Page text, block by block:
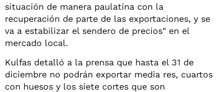
situación de manera paulatina con la
recuperación de parte de las exportaciones, y se
va a estabilizar el sendero de precios" en el
mercado local.
Kulfas detalló a la prensa que hasta el 31 de
diciembre no podrán exportar media res, cuartos
con huesos y los siete cortes que son